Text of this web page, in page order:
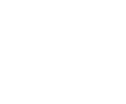
Tablettes pour